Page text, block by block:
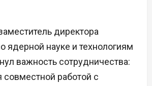
директора
ядерной науке и технологиям
важность сотрудничества:
работой с